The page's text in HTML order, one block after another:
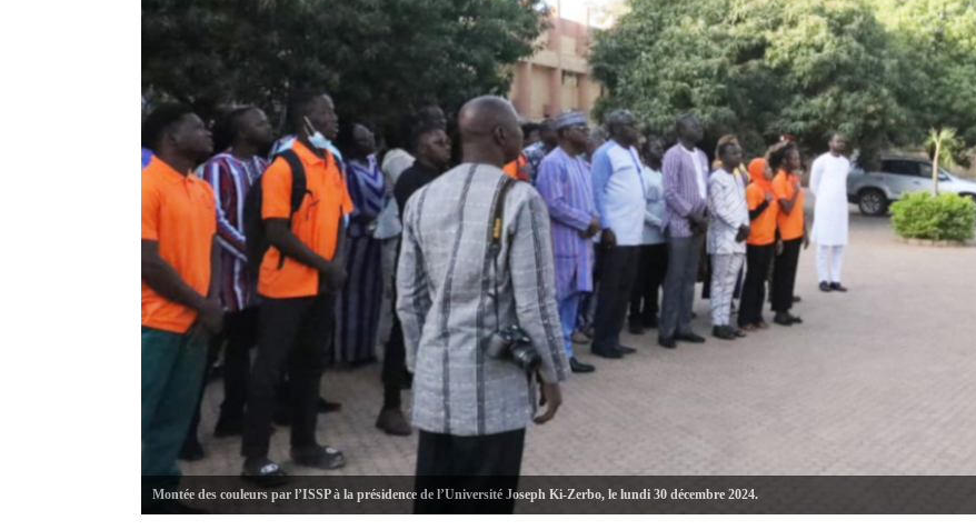
Montée des couleurs par l’ISSP à la présidence de l’Université Joseph Ki-Zerbo, le lundi 30 décembre 2024.